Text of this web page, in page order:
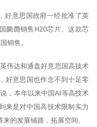
好意思国政府一经批准了英
阛阓销售H20芯片。这款芯
销售。
伟达和通盘好意思国高技术
好意思国也作念不到十足零
，本年以来中国AI等高技术
来是对中国高技术限制实力
的发展铺路，拓展空间。